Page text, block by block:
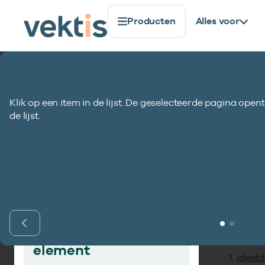
Producten Alles voor
Aantal
Vind gegevens­
element
Klik op een item in de lijst. De geselecteerde pagina
de lijst.